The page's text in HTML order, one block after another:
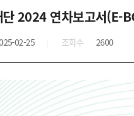
단 2024 연차보고서(E-
02-25 조회수 2600